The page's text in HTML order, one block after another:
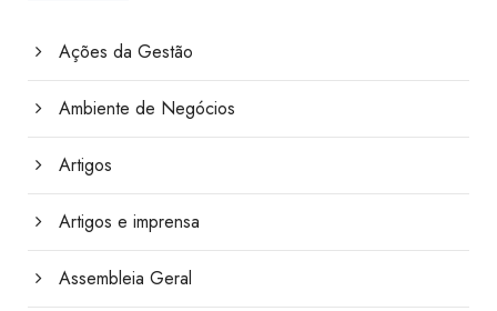
Ações da Gestão
Ambiente de Negócios
Artigos
Artigos e imprensa
Assembleia Geral